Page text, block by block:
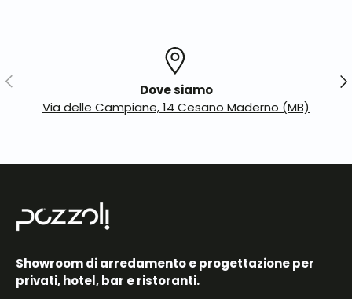
Indietro
Dove siamo
Via delle Campiane, 14 Cesano Maderno (MB)
Showroom di arredamento e progettazione per
privati, hotel, bar e ristoranti.